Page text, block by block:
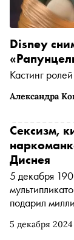
Александра
Disney
Кастинг
5 декабря 2024
Сексизм,
Диснея
5 декабря
подарил
Disney